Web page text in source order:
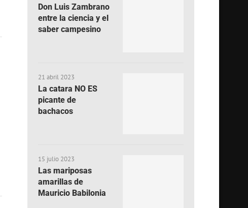
Don Luis Zambrano
entre la ciencia y el
saber campesino
21 abril 2023
La catara NO ES
picante de
bachacos
15 julio 2023
Las mariposas
amarillas de
Mauricio Babilonia